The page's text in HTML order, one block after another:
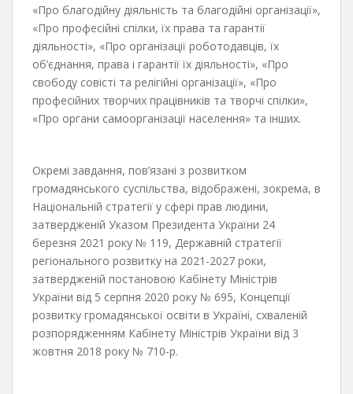
«Про благодійну діяльність та благодійні організації»,
«Про професійні спілки, їх права та гарантії
діяльності», «Про організації роботодавців, їх
об’єднання, права і гарантії їх діяльності», «Про
свободу совісті та релігійні організації», «Про
професійних творчих працівників та творчі спілки»,
«Про органи самоорганізації населення» та інших.
Окремі завдання, пов’язані з розвитком
громадянського суспільства, відображені, зокрема, в
Національній стратегії у сфері прав людини,
затвердженій Указом Президента України 24
березня 2021 року № 119, Державній стратегії
регіонального розвитку на 2021-2027 роки,
затвердженій постановою Кабінету Міністрів
України від 5 серпня 2020 року № 695, Концепції
розвитку громадянської освіти в Україні, схваленій
розпорядженням Кабінету Міністрів України від 3
жовтня 2018 року № 710-р.